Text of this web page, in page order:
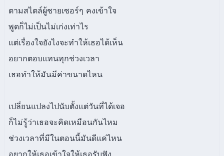
ตามสไตล์ผู้ชายเซอร์ๆ คงเข้าใจ
พูดก็ไม่เป็นไม่เก่งเท่าไร
แต่เรื่องใจยังไงจะทำให้เธอได้เห็น
อยากตอบแทนทุกช่วงเวลา
เธอทำให้มันมีค่าขนาดไหน
เปลี่ยนแปลงไปนับตั้งแต่วันที่ได้เจอ
ก็ไม่รู้ว่าเธอจะคิดเหมือนกันไหม
ช่วงเวลาที่มีในตอนนี้มันดีแค่ไหน
อยากให้เธอเข้าใจให้เธอรับฟัง